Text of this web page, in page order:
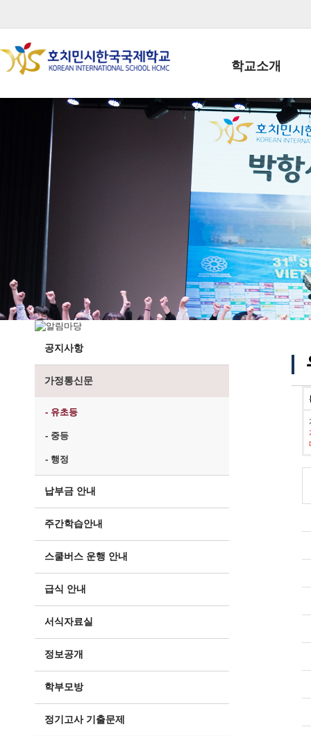
학교소개
학교장인사말
학생회장인사말
학교상징
학교 CI
교직원현황
학생현황
위치/전화
전경사진
공지사항
가정통신문
- 유초등
- 중등
- 행정
납부금 안내
주간학습안내
스쿨버스 운행 안내
급식 안내
서식자료실
정보공개
학부모방
정기고사 기출문제